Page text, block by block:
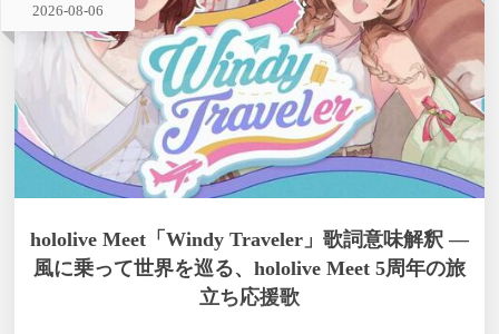
2026-08-06
hololive Meet「Windy Traveler」歌詞意味解釈 —
風に乗って世界を巡る、hololive Meet 5周年の旅
立ち応援歌